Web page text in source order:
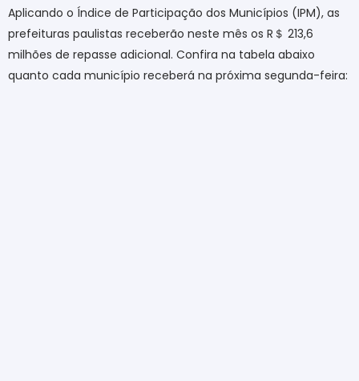
Aplicando o Índice de Participação dos Municípios (IPM), as
prefeituras paulistas receberão neste mês os R ＄ 213,6
milhões de repasse adicional. Confira na tabela abaixo
quanto cada município receberá na próxima segunda-feira: